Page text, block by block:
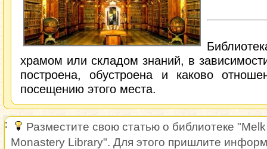
храмом или складом знаний, в
построена, обустроена и каково
посещению этого места.
Разместите свою статью о библиотеке "Melk
Monastery Library". Для этого пришлите